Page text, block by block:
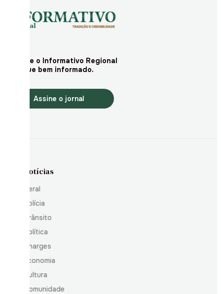
Assine o Informativo Regional
e fique bem informado.
Assine o jornal
Notícias
Geral
Polícia
Trânsito
Política
Charges
Economia
Cultura
Comunidade